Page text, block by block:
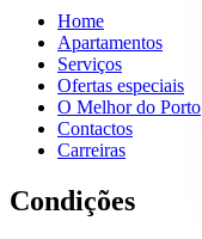
Home
Apartamentos
Serviços
Ofertas especiais
O Melhor do Porto
Contactos
Carreiras
Condições